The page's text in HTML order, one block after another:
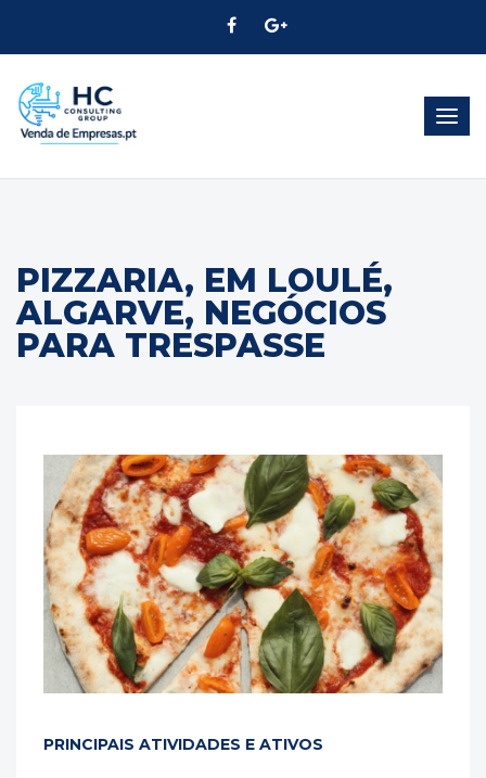
PIZZARIA, EM LOULÉ,
ALGARVE, NEGÓCIOS
PARA TRESPASSE
PRINCIPAIS ATIVIDADES E ATIVOS